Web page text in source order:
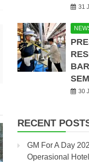
31
30
RECENT
GM For A Day
Operasional